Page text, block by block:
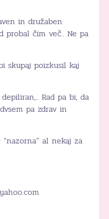
in družaben
čim več.. Ne pa
skupaj poizkusil kaj
Rad pa bi, da
pa zdrav in
al nekaj za